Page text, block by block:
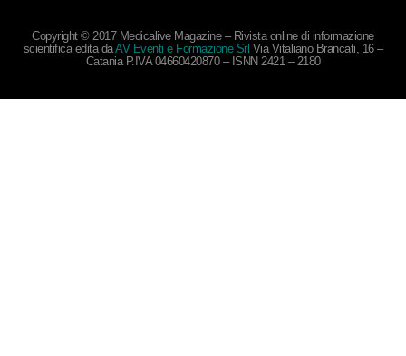
Copyright © 2017 Medicalive Magazine – Rivista online di informazione
scientifica edita daAV Eventi e Formazione Srl Via Vitaliano Brancati, 16 –
Catania P.IVA 04660420870 – ISNN 2421 – 2180